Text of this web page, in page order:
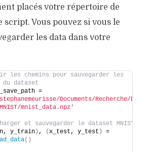
placés votre répertoire de
Vous pouvez si vous le
les data dans votre
les chemins pour sauvegarder les
dataset
dataset_save_path =
Documents/Recherche/DNN-
mnist_data.npz'
et sauvegarder le dataset MNIST
y_train) , (x_test, y_test )
=
()